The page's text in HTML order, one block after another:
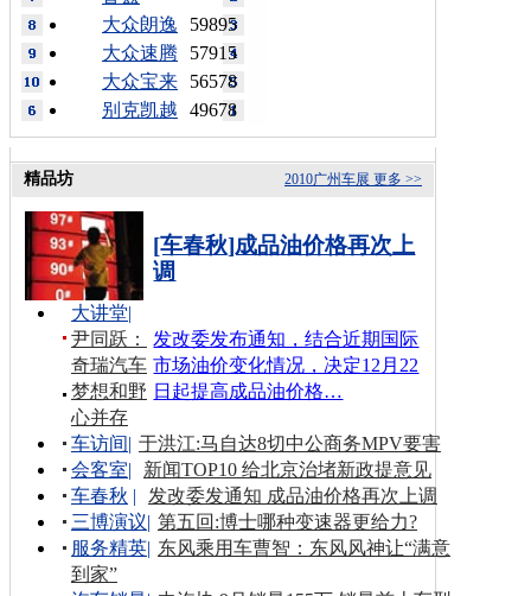
59895
大众朗逸
57915
大众速腾
56578
大众宝来
49678
别克凯越
更多 >>
2010广州车展
精品坊
[车春秋]成品油价格再次上
调
发改委发布通知，结合近期国际
市场油价变化情况，决定12月22
日起提高成品油价格…
大讲堂|
尹同跃：
奇瑞汽车
梦想和野
心并存
车访间| 于洪江:马自达8切中公商务MPV要害
会客室|
新闻TOP10 给北京治堵新政提意见
车春秋 |
发改委发通知 成品油价格再次上调
三博演议| 第五回:博士哪种变速器更给力?
服务精英| 东风乘用车曹智：东风风神让“满意
到家”